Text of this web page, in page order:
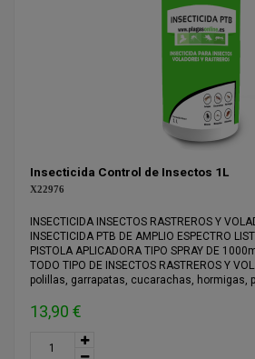
Insecticida Control de Insectos 1L
X22976
INSECTICIDA INSECTOS RASTREROS Y
INSECTICIDA PTB DE AMPLIO ESPECTRO
PISTOLA APLICADORA TIPO SPRAY DE
TODO TIPO DE INSECTOS RASTREROS Y
polillas, garrapatas, cucarachas, hormigas,
13,90 €